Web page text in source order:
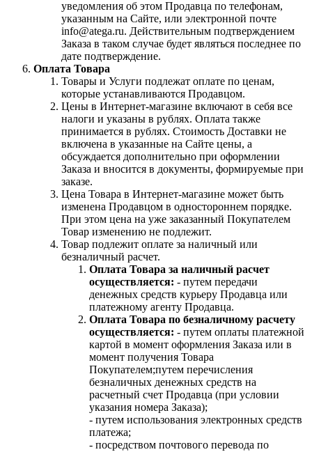
уведомления об этом Продавца по телефонам,
указанным на Сайте, или электронной почте
info@atega.ru. Действительным подтверждением
Заказа в таком случае будет являться последнее по
дате подтверждение.
Оплата Товара
Товары и Услуги подлежат оплате по ценам,
которые устанавливаются Продавцом.
Цены в Интернет-магазине включают в себя все
налоги и указаны в рублях. Оплата также
принимается в рублях. Стоимость Доставки не
включена в указанные на Сайте цены, а
обсуждается дополнительно при оформлении
Заказа и вносится в документы, формируемые при
заказе.
Цена Товара в Интернет-магазине может быть
изменена Продавцом в одностороннем порядке.
При этом цена на уже заказанный Покупателем
Товар изменению не подлежит.
Товар подлежит оплате за наличный или
безналичный расчет.
Оплата Товара за наличный расчет
осуществляется: - путем передачи
денежных средств курьеру Продавца или
платежному агенту Продавца.
Оплата Товара по безналичному расчету
осуществляется: - путем оплаты платежной
картой в момент оформления Заказа или в
момент получения Товара
Покупателем;путем перечисления
безналичных денежных средств на
расчетный счет Продавца (при условии
указания номера Заказа);
- путем использования электронных средств
платежа;
- посредством почтового перевода по